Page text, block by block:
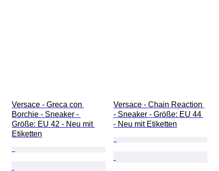
Versace - Greca con
Borchie - Sneaker -
Größe: EU 42 - Neu mit
Etiketten
Versace - Chain Reaction
- Sneaker - Größe: EU 44
- Neu mit Etiketten